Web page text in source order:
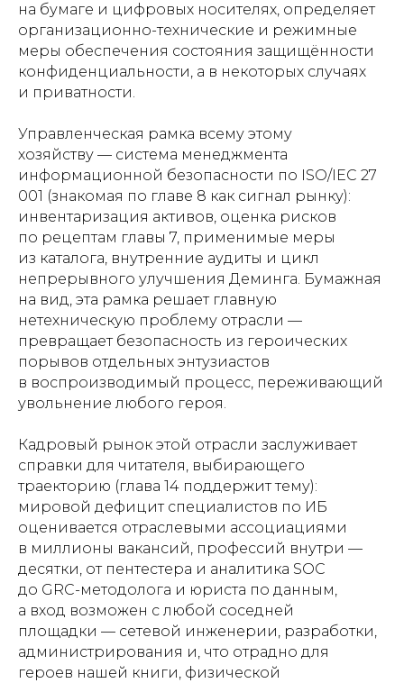
на бумаге и цифровых носителях, определяет
организационно-технические и режимные
меры обеспечения состояния защищённости
конфиденциальности, а в некоторых случаях
и приватности.
Управленческая рамка всему этому
хозяйству — система менеджмента
информационной безопасности по ISO/IEC 27
001 (знакомая по главе 8 как сигнал рынку):
инвентаризация активов, оценка рисков
по рецептам главы 7, применимые меры
из каталога, внутренние аудиты и цикл
непрерывного улучшения Деминга. Бумажная
на вид, эта рамка решает главную
нетехническую проблему отрасли —
превращает безопасность из героических
порывов отдельных энтузиастов
в воспроизводимый процесс, переживающий
увольнение любого героя.
Кадровый рынок этой отрасли заслуживает
справки для читателя, выбирающего
траекторию (глава 14 поддержит тему):
мировой дефицит специалистов по ИБ
оценивается отраслевыми ассоциациями
в миллионы вакансий, профессий внутри —
десятки, от пентестера и аналитика SOC
до GRC-методолога и юриста по данным,
а вход возможен с любой соседней
площадки — сетевой инженерии, разработки,
администрирования и, что отрадно для
героев нашей книги, физической